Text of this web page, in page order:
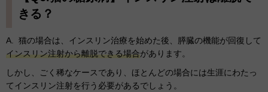
きる？
A. 猫の場合は、インスリン治療を始めた後、膵臓の機能が回復して
インスリン注射から離脱できる場合があります。
しかし、ごく稀なケースであり、ほとんどの場合には生涯にわたっ
てインスリン注射を行う必要があるでしょう。